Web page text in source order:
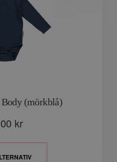
(mörkblå)
kr